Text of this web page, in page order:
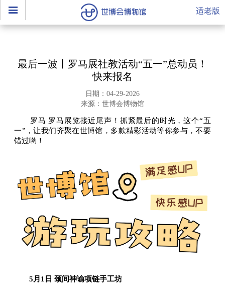
适老版
最后一波丨罗马展社教活动“五一”总动员！
快来报名
日期：04-29-2026
来源：世博会博物馆
罗马 罗马展览接近尾声！抓紧最后的时光，这个“五
一”，让我们齐聚在世博馆，多款精彩活动等你参与，不要
错过哟！
5月1日 颈间神谕项链手工坊